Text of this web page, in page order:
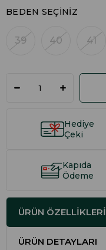
BEDEN SEÇINIZ
39 40 41
Hediye
Çeki
Kapıda
Ödeme
ÜRÜN ÖZELLIKLERI
ÜRÜN DETAYLARI